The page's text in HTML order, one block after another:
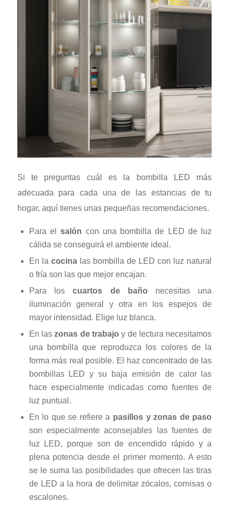
Si te preguntas cuál es la bombilla LED más
adecuada para cada una de las estancias de tu
hogar, aquí tienes unas pequeñas recomendaciones.
Para elsalón con una bombilla de LED de luz
cálida se conseguirá el ambiente ideal.
En la cocinalas bombilla de LED con luz natural
o fría son las que mejor encajan.
Para loscuartos de baño necesitas una
iluminación general y otra en los espejos de
mayor intensidad. Elige luz blanca.
En laszonas de trabajo y de lectura necesitamos
una bombilla que reproduzca los colores de la
forma más real posible. El haz concentrado de las
bombillas LED y su baja emisión de calor las
hace especialmente indicadas como fuentes de
luz puntual.
En lo que se refiere a pasillos y zonas de paso
son especialmente aconsejables las fuentes de
luz LED, porque son de encendido rápido y a
plena potencia desde el primer momento. A esto
se le suma las posibilidades que ofrecen las tiras
de LED a la hora de delimitar zócalos, cornisas o
escalones.